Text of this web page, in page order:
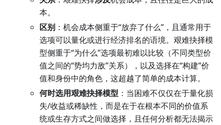
本。
区别 ：机会成本侧重于“放弃了什么”，且通常用于
选项可以量化或进行经济排名的语境。艰难抉择模
型侧重于“为什么”选项最初难以比较（不同类型价
值之间的“势均力敌”关系），以及选择在“构建”价
值和身份中的角色，这超越了简单的成本计算。
何时选用艰难抉择模型 ：当困难不仅仅在于量化损
失/收益或稀缺性，而是在于在根本不同的价值系
统或生存方式之间做选择，且任何分析都无法揭示